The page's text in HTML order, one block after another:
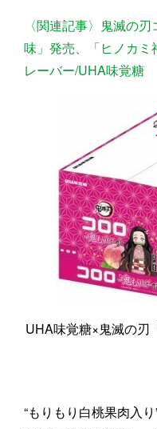
〈関連記事〉鬼滅の
味」発売、「ヒノカミ
レーバー/UHA味覚糖
UHA味覚糖×鬼滅の刃
“もりもり白桃果肉入